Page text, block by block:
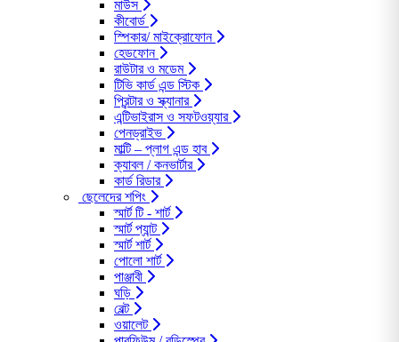
মাউস
কীবোর্ড
স্পিকার/ মাইক্রোফোন
হেডফোন
রাউটার ও মডেম
টিভি কার্ড এন্ড স্টিক
প্রিন্টার ও স্ক্যানার
এন্টিভাইরাস ও সফটওয়্যার
পেনড্রাইভ
মাল্টি – প্লাগ এন্ড হাব
ক্যাবল / কনভার্টার
কার্ড রিডার
ছেলেদের শপিং
স্মার্ট টি - শার্ট
স্মার্ট প্যান্ট
স্মার্ট শার্ট
পোলো শার্ট
পাঞ্জাবী
ঘড়ি
বেল্ট
ওয়ালেট